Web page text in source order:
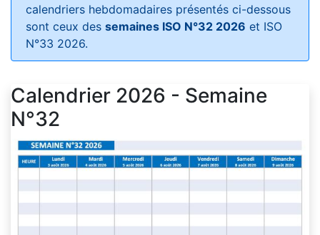
calendriers hebdomadaires présentés ci-dessous
sont ceux des semaines ISO N°32 2026 et ISO
N°33 2026.
Calendrier 2026 - Semaine
N°32